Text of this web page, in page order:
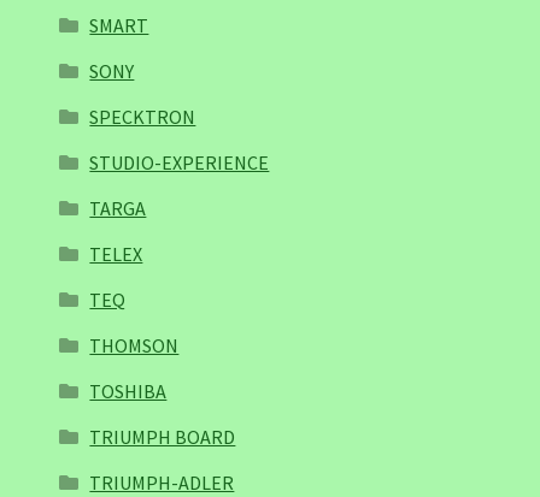
SMART
SONY
SPECKTRON
STUDIO-EXPERIENCE
TARGA
TELEX
TEQ
THOMSON
TOSHIBA
TRIUMPH BOARD
TRIUMPH-ADLER